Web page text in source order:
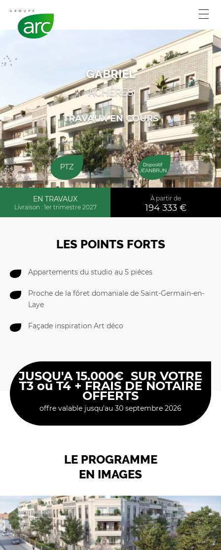
GABRIEL
ACHÈRES
TRAVAUX EN COURS
EN TRAVAUX
Livraison : 1er trimestre 2027
PTZ
À partir de
194 333 €
LES POINTS FORTS
Appartements du studio au 5 piéces
Proche de la fôret domaniale de Saint-Germain-en-
Laye
Façade inspiration Art déco
JUSQU'A 15.000€ SUR VOTRE
T3 ou T4 + FRAIS DE NOTAIRE
OFFERTS
offre valable jusqu'au 30 septembre 2026
LE PROGRAMME
EN IMAGES